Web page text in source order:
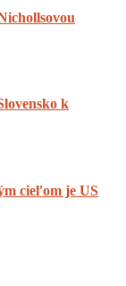
k
cieľom je US